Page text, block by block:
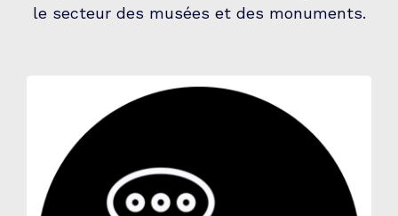
le secteur des musées et des monuments.